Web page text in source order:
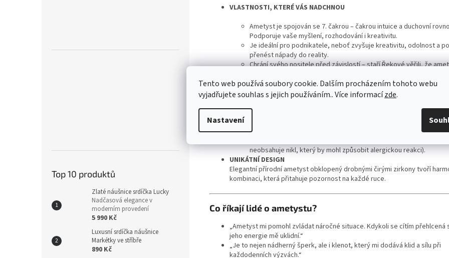
Tento web používá soubory cookie. Dalším procházením tohoto webu
vyjadřujete souhlas s jejich používáním.. Více informacízde.
Nastavení
Top 10 produktů
Zlaté náušnice srdíčka Lucky
Nadčasová elegance v
moderním provedení
5 990 Kč
Luxusní srdíčka náušnice
Markétky ve stříbře
890 Kč
VLASTNOSTI, KTERÉ VÁS NADCHNOU
Ametyst je spojován se 7. čakrou – čakrou intuice a duchovní
Podporuje vaše myšlení, rozhodování i kreativitu.
Je ideální pro podnikatele, neboť zvyšuje kreativitu, odolnost a
přenést nápady do reality.
Chrání svého nositele před závislostí – staří Řekové věřili, že
STŘÍBRNÁ ELEGANCE
PRSTEN S PŘÍRODNSTŘÍBRNÝÍM AMETYSTEM LISABON je vyroben z
Antioxidační ochranu – prsten si díky této vrstvě zachovává svůj
je na první pohled nerozeznatelný od bílého zlata.
neobsahuje nikl, který by mohl způsobit alergickou reakci).
UNIKÁTNÍ DESIGN
Elegantní přírodní ametyst obklopený drobnými čirými zirkony tvoří
kombinaci, která přitahuje pozornost na každé ruce.
Co říkají lidé o ametystu?
„Ametyst mi pomohl zvládat náročné situace. Kdykoli se cítím přehlcená
jeho energie mě uklidní.“
„Je to nejen nádherný šperk, ale i klenot, který mi dodává klid a sílu při
každodenních výzvách.“